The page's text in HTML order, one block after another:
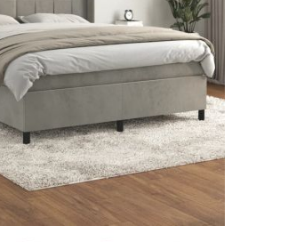
Подложки за фитнес уреди
Лостове за набиране
Силови кули
Йога и пилатес